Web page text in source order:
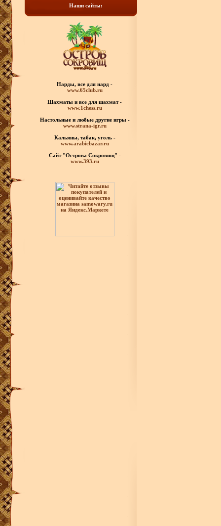
Наши сайты:
Нарды, все для нард -
www.65club.ru
Шахматы и все для шахмат -
www.1chess.ru
Настольные и любые другие игры -
www.strana-igr.ru
Кальяны, табак, уголь -
www.arabicbazar.ru
Сайт "Острова Сокровищ" -
www.393.ru